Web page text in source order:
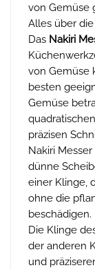
von Gemüse
Alles über
Das Nakiri
von Gemüse
besten
Gemüse
präzisen
Nakiri
dünne
einer Klinge,
ohne die
beschädigen.
Die Klinge
der anderen
und